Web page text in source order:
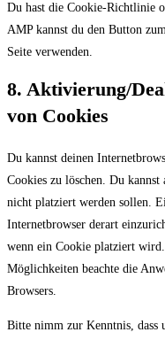
Du hast die Cookie-Richtlinie
AMP kannst du den Button
Seite verwenden.
8. Aktivierung/
von Cookies
Du kannst deinen
Cookies zu löschen. Du
nicht platziert werden sollen.
Internetbrowser derart
wenn ein Cookie platziert
Möglichkeiten beachte die
Browsers.
Bitte nimm zur Kenntnis, dass